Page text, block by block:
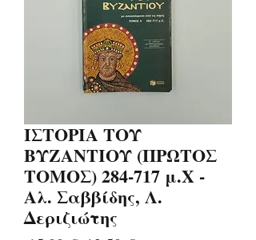
ΙΣΤΟΡΙΑ ΤΟΥ
ΒΥΖΑΝΤΙΟΥ (ΠΡΩΤΟΣ
ΤΟΜΟΣ) 284-717 μ.Χ -
Αλ. Σαββίδης, Λ.
Δεριζιώτης